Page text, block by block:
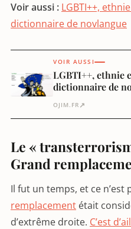
Voir aussi : LGBTI++,
dictionnaire de novlangue
VOIR AUSSI
LGBTI++, ethnie
dictionnaire de
OJIM.FR ↗
Le «
Grand
Il fut un temps, et ce n’est
remplacement était
d’extrême droite. C’est